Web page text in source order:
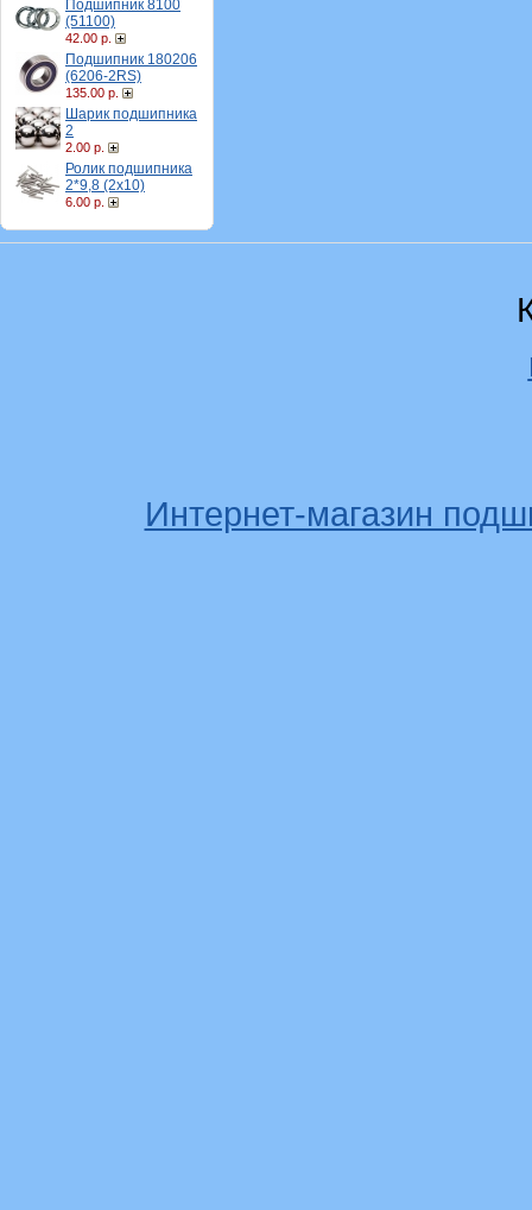
Подшипник 8100
(51100)
42.00 р.
Подшипник 180206
(6206-2RS)
135.00 р.
Шарик подшипника
2
2.00 р.
Ролик подшипника
2*9,8 (2х10)
6.00 р.
Интернет-магазин